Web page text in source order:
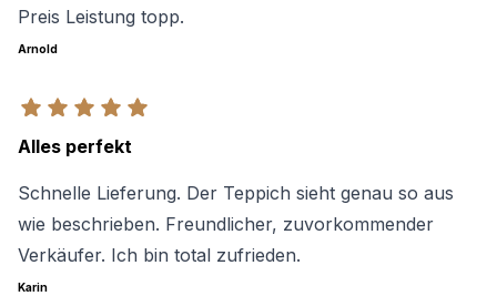
Preis Leistung topp.
Arnold
Alles perfekt
Schnelle Lieferung. Der Teppich sieht genau so aus
wie beschrieben. Freundlicher, zuvorkommender
Verkäufer. Ich bin total zufrieden.
Karin